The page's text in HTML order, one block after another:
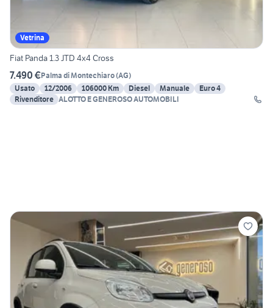
Vetrina
Fiat Panda 1.3 JTD 4x4 Cross
7.490 €Palma di Montechiaro(AG)
Usato
12/2006 106000 Km Diesel Manuale
Euro 4
Rivenditore ALOTTO E GENEROSO AUTOMOBILI